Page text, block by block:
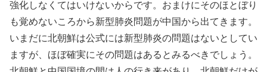
強化しなくてはいけないからです。おまけにそのほとぼり
も覚めないころから新型肺炎問題が中国から出てきます。
いまだに北朝鮮は公式には新型肺炎の問題はないとしてい
ますが、ほぼ確実にその問題はあるとみるべきでしょう。